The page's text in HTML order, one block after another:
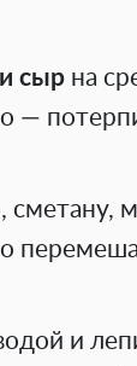
сыр на
—
сметану,
и